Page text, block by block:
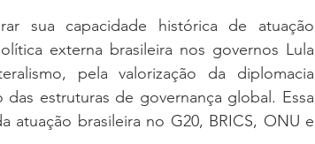
sua capacidade histórica de atuação
externa brasileira nos governos Lula
pela valorização da diplomacia
estruturas de governança global. Essa
atuação brasileira no G20, BRICS, ONU e